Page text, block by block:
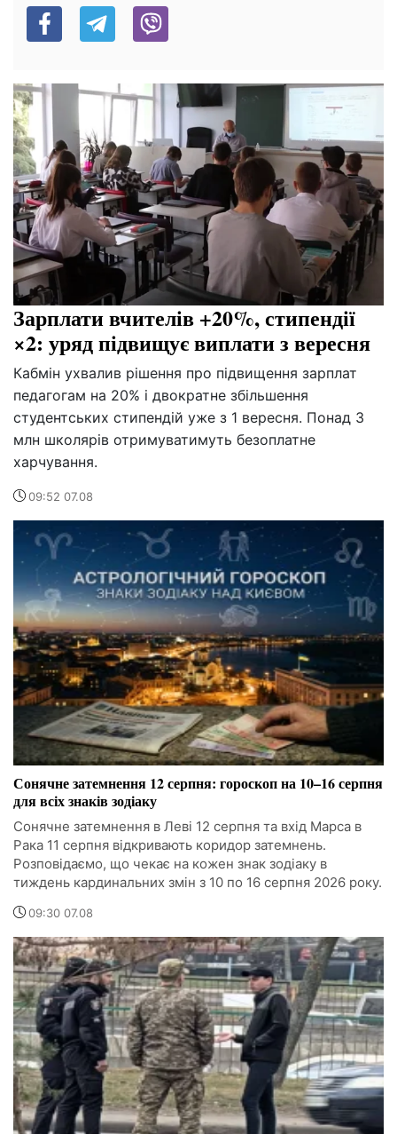
Зарплати вчителів +20%, стипендії
×2: уряд підвищує виплати з вересня
Кабмін ухвалив рішення про підвищення зарплат
педагогам на 20% і двократне збільшення
студентських стипендій уже з 1 вересня. Понад 3
млн школярів отримуватимуть безоплатне
харчування.
09:52 07.08
Сонячне затемнення 12 серпня: гороскоп на 10–16 серпня
для всіх знаків зодіаку
Сонячне затемнення в Леві 12 серпня та вхід Марса в
Рака 11 серпня відкривають коридор затемнень.
Розповідаємо, що чекає на кожен знак зодіаку в
тиждень кардинальних змін з 10 по 16 серпня 2026 року.
09:30 07.08